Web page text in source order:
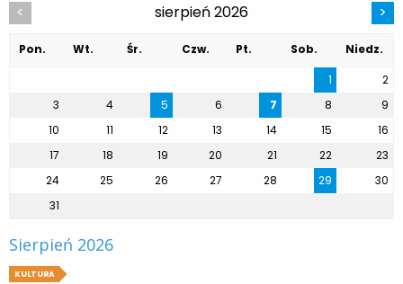
< sierpień 2026 >
Pon. Wt. Śr. Czw. Pt. Sob.
Niedz.
1
2
3
4 5 6 7 8
9
10
11 12 13 14 15
16
17
18 19 20 21 22
23
24
25 26 27 28 29
30
31
Sierpień 2026
KULTURA